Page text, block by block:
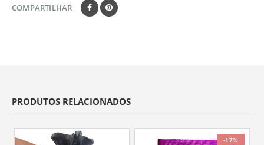
COMPARTILHAR
PRODUTOS RELACIONADOS
-17%